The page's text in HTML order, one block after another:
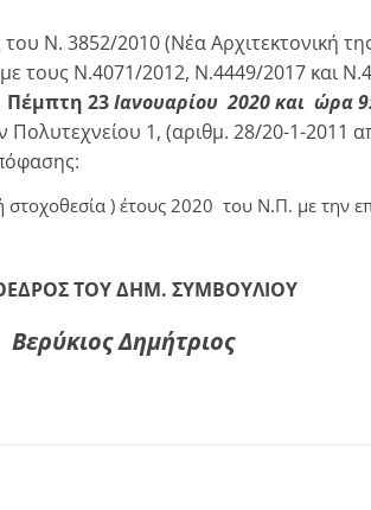
Ν. 3852/2010 (Νέα Αρχιτεκτονική
τους Ν.4071/2012, Ν.4449/2017 και
23Ιανουαρίου 2020 και ώρα
1, (αριθμ. 28/20-1-2011
) έτους 2020 του Ν.Π. με την
ΤΟΥ ΔΗΜ. ΣΥΜΒΟΥΛΙΟΥ
Βερύκιος Δημήτριος